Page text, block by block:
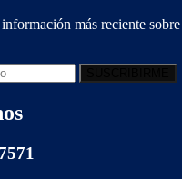
más reciente